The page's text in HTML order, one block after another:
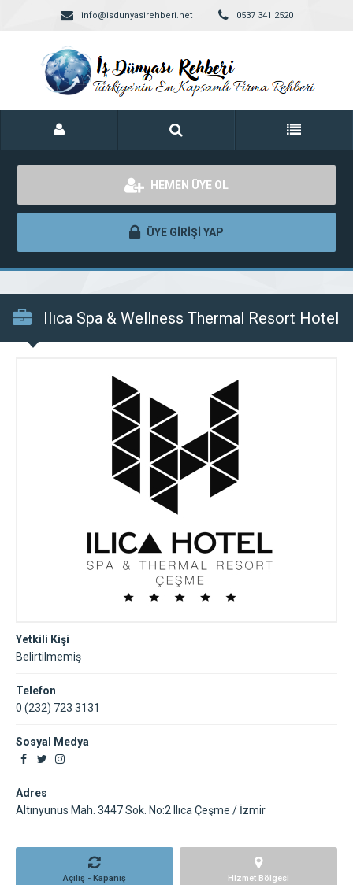
info@isdunyasirehberi.net 0537 341 2520
HEMEN ÜYE OL
ÜYE GİRİŞİ YAP
Ilıca Spa & Wellness Thermal Resort Hotel
Yetkili Kişi
Belirtilmemiş
Telefon
0 (232) 723 3131
Sosyal Medya
Adres
Altınyunus Mah. 3447 Sok. No:2 Ilıca Çeşme / İzmir
Açılış - Kapanış
Hizmet Bölgesi